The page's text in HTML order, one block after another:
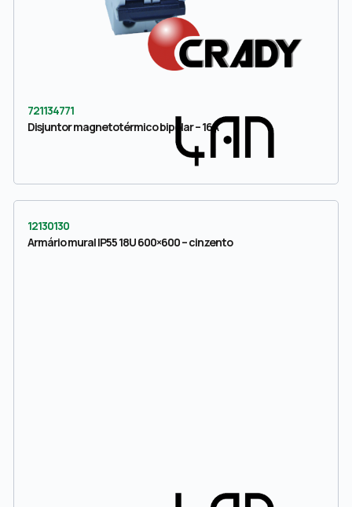
721134771
Disjuntor magnetotérmico bipolar – 16A
12130130
Armário mural IP55 18U 600×600 – cinzento